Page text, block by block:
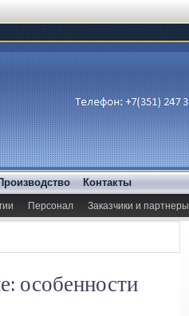
Контакты
Персонал Заказчики и партнеры
особенности